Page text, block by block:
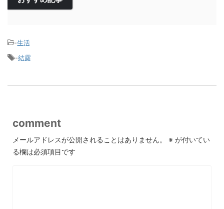
-生活
-結露
comment
メールアドレスが公開されることはありません。 ※ が付いてい
る欄は必須項目です